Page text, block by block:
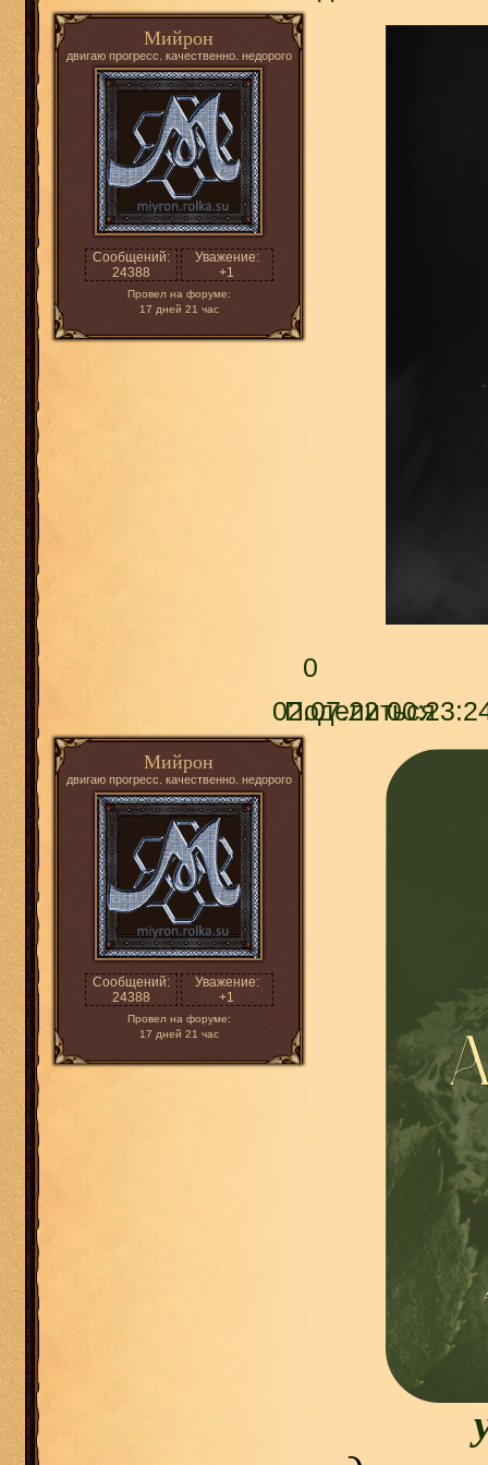
Мийрон
двигаю прогресс. качественно. недорого
Сообщений:
24388
Уважение:
+1
Провел на форуме:
17 дней 21 час
0
Поделиться
02.07.22
Мийрон
двигаю прогресс. качественно. недорого
Сообщений:
24388
Уважение:
+1
Провел на форуме:
17 дней 21 час